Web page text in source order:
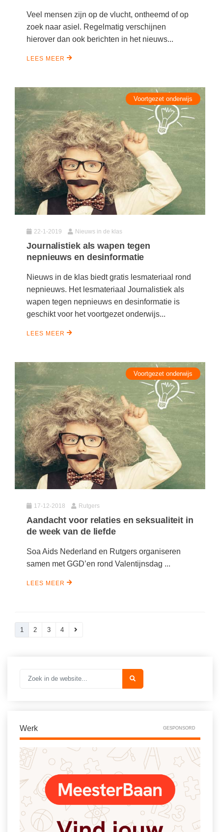
Veel mensen zijn op de vlucht, ontheemd of op
zoek naar asiel. Regelmatig verschijnen
hierover dan ook berichten in het nieuws...
LEES MEER
Voortgezet onderwijs
22-1-2019 Nieuws in de klas
Journalistiek als wapen tegen
nepnieuws en desinformatie
Nieuws in de klas biedt gratis lesmateriaal rond
nepnieuws. Het lesmateriaal Journalistiek als
wapen tegen nepnieuws en desinformatie is
geschikt voor het voortgezet onderwijs...
LEES MEER
Voortgezet onderwijs
17-12-2018 Rutgers
Aandacht voor relaties en seksualiteit in
de week van de liefde
Soa Aids Nederland en Rutgers organiseren
samen met GGD’en rond Valentijnsdag ...
LEES MEER
1 2 3 4
Werk GESPONSORD